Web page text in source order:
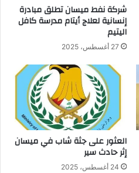
شركة نفط ميسان تطلق مبادرة
إنسانية لعلاج أيتام مدرسة كافل
اليتيم
27 أغسطس، 2025
العثور على جثة شاب في ميسان
إثر حادث سير
24 أغسطس، 2025